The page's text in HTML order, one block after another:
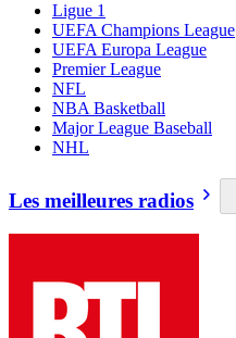
Ligue 1
UEFA Champions League
UEFA Europa League
Premier League
NFL
NBA Basketball
Major League Baseball
NHL
Les meilleures radios